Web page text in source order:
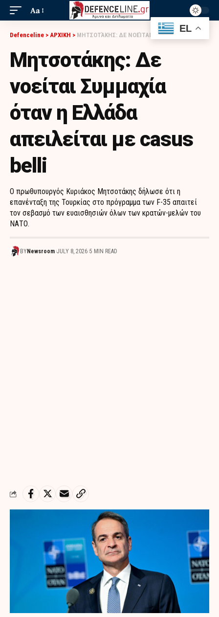
Aa
Defenceline > ΑΡΧΙΚΗ > ΜΗΤΣΟΤΆΚΗΣ: ΔΕ ΝΟΕΊΤΑΙ ΣΥΜΜΑΧΊΑ ΌΤΑΝ Η ΕΛΛΆΔΑ ΑΠΕΙΛΕΊΤΑΙ ΜΕ CASUS BELLI
Μητσοτάκης: Δε
νοείται Συμμαχία
όταν η Ελλάδα
απειλείται με casus
belli
Ο πρωθυπουργός Κυριάκος Μητσοτάκης δήλωσε ότι η
επανένταξη της Τουρκίας στο πρόγραμμα των F-35 απαιτεί
τον σεβασμό των ευαισθησιών όλων των κρατών-μελών του
ΝΑΤΟ.
BY Newsroom JULY 8, 2026 5 MIN READ
EL